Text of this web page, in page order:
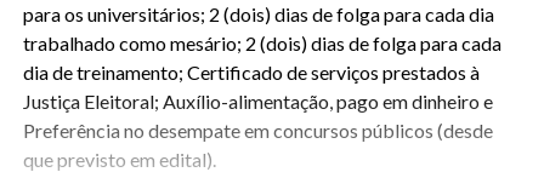
para os universitários; 2 (dois) dias de folga para cada dia
trabalhado como mesário; 2 (dois) dias de folga para cada
dia de treinamento; Certificado de serviços prestados à
Justiça Eleitoral; Auxílio-alimentação, pago em dinheiro e
Preferência no desempate em concursos públicos (desde
que previsto em edital).